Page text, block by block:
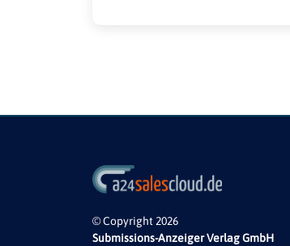
© Copyright 2026
Submissions-Anzeiger Verlag GmbH